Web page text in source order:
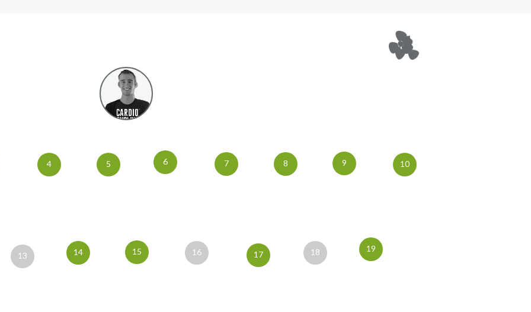
4 5 6 7 8 9 10
13 14 15 16 17 18 19